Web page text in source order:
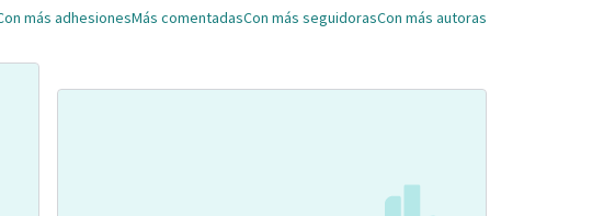
más adhesionesMás comentadasCon más seguidorasCon más autoras